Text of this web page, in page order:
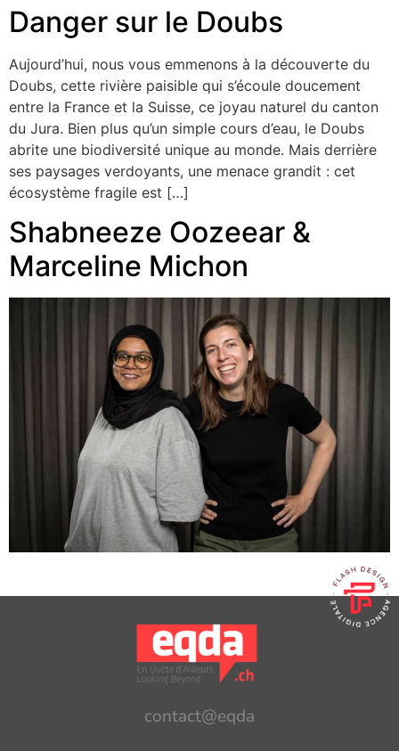
Danger sur le Doubs
Aujourd’hui, nous vous emmenons à la découverte du
Doubs, cette rivière paisible qui s’écoule doucement
entre la France et la Suisse, ce joyau naturel du canton
du Jura. Bien plus qu’un simple cours d’eau, le Doubs
abrite une biodiversité unique au monde. Mais derrière
ses paysages verdoyants, une menace grandit : cet
écosystème fragile est […]
Shabneeze Oozeear &
Marceline Michon
contact@eqda